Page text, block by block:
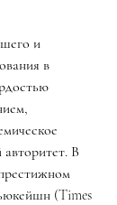
и
в
В
(Times